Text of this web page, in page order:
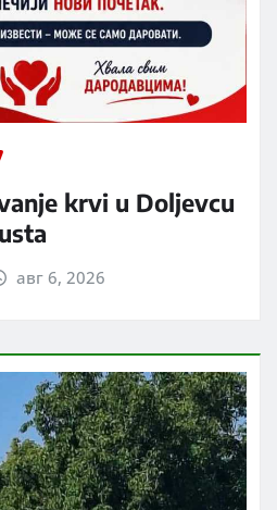
krvi u Doljevcu
авг 6, 2026